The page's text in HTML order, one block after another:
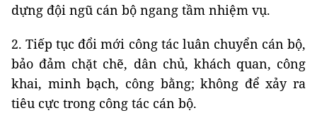
dựng đội ngũ cán bộ ngang tầm nhiệm vụ.
2. Tiếp tục đổi mới công tác luân chuyển cán bộ,
bảo đảm chặt chẽ, dân chủ, khách quan, công
khai, minh bạch, công bằng; không để xảy ra
tiêu cực trong công tác cán bộ.